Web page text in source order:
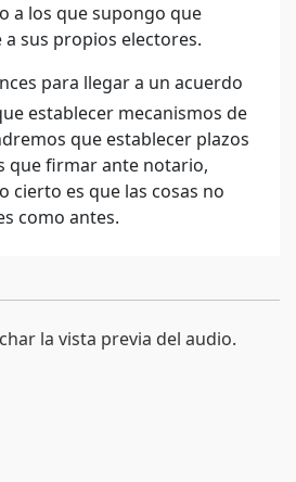
a los que supongo que
sus propios electores.
para llegar a un acuerdo
establecer mecanismos de
que establecer plazos
que firmar ante notario,
cierto es que las cosas no
como antes.